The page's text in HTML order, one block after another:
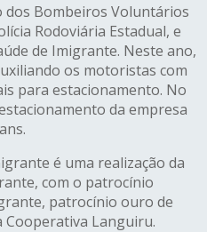
dos Bombeiros Voluntários
Rodoviária Estadual, e
de Imigrante. Neste ano,
os motoristas com
para estacionamento. No
da empresa
é uma realização da
, com o patrocínio
, patrocínio ouro de
Cooperativa Languiru.